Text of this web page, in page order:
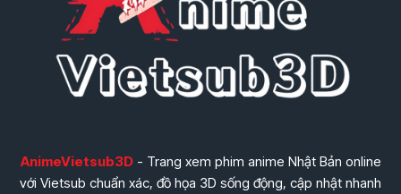
Tập 253 Tập 254 Tập 255
Tập 256 Tập 257 Tập 258
Tập 259 Tập 260 Tập 261
Tập 265
AnimeVietsub3D- Trang xem phim anime Nhật Bản online
với Vietsub chuẩn xác, đồ họa 3D sống động, cập nhật nhanh